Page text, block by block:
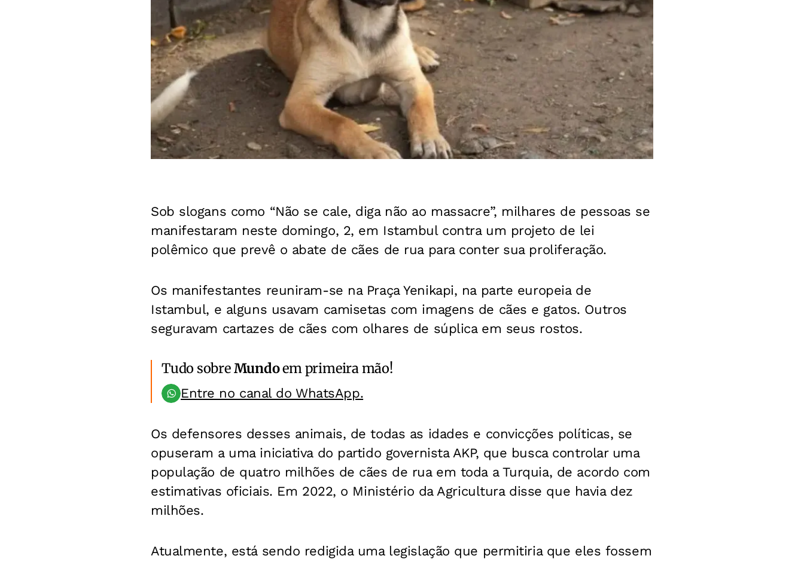
Sob slogans como “Não se cale, diga não ao massacre”, milhares de pessoas se
manifestaram neste domingo, 2, em Istambul contra um projeto de lei
polêmico que prevê o abate de cães de rua para conter sua proliferação.
Os manifestantes reuniram-se na Praça Yenikapi, na parte europeia de
Istambul, e alguns usavam camisetas com imagens de cães e gatos. Outros
seguravam cartazes de cães com olhares de súplica em seus rostos.
Tudo sobreMundoem primeira mão!
Entre no canal do WhatsApp.
Os defensores desses animais, de todas as idades e convicções políticas, se
opuseram a uma iniciativa do partido governista AKP, que busca controlar uma
população de quatro milhões de cães de rua em toda a Turquia, de acordo com
estimativas oficiais. Em 2022, o Ministério da Agricultura disse que havia dez
milhões.
Atualmente, está sendo redigida uma legislação que permitiria que eles fossem